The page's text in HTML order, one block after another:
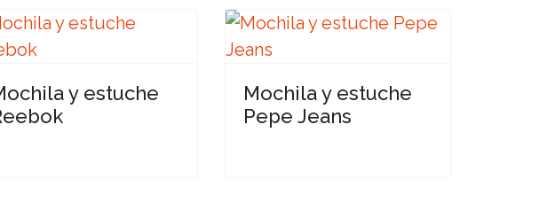
y estuche
Mochila y estuche
Pepe Jeans